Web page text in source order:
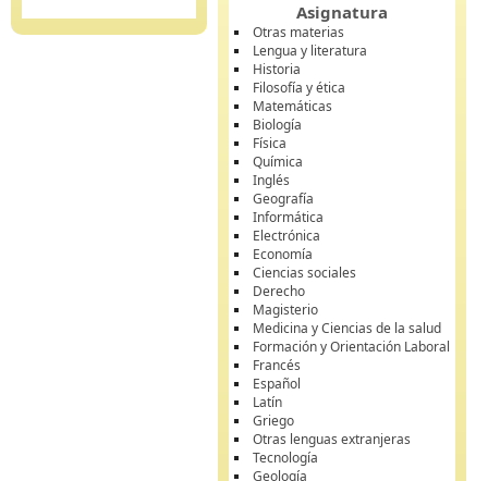
Asignatura
Otras materias
Lengua y literatura
Historia
Filosofía y ética
Matemáticas
Biología
Física
Química
Inglés
Geografía
Informática
Electrónica
Economía
Ciencias sociales
Derecho
Magisterio
Medicina y Ciencias de la salud
Formación y Orientación Laboral
Francés
Español
Latín
Griego
Otras lenguas extranjeras
Tecnología
Geología